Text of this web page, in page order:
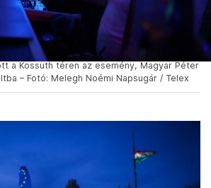
a Kossuth téren az esemény, Magyar Péter
– Fotó: Melegh Noémi Napsugár / Telex